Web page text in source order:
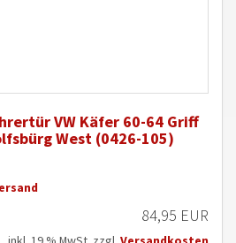
VW Käfer 60-64 Griff
West (0426-105)
84,95 EUR